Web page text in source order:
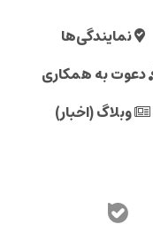
نمایندگی‌ها
دعوت به همکاری
وبلاگ (اخبار)